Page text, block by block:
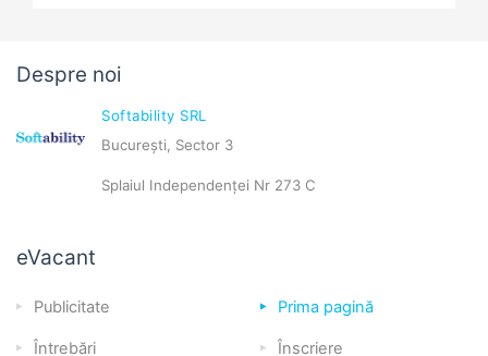
Despre noi
Softability SRL
București, Sector 3
Splaiul Independenței Nr 273 C
eVacant
Publicitate Prima pagină
Întrebări Înscriere